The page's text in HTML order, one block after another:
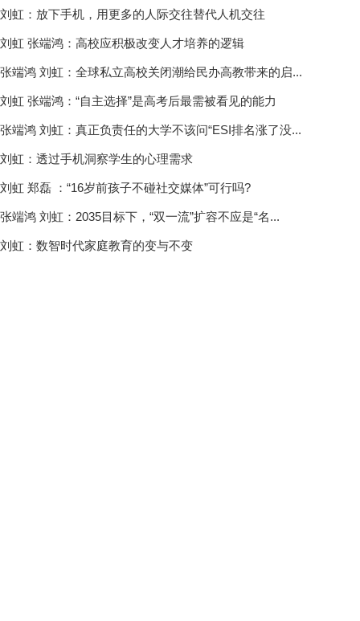
刘虹：放下手机，用更多的人际交往替代人机交往
刘虹 张端鸿：高校应积极改变人才培养的逻辑
张端鸿 刘虹：全球私立高校关闭潮给民办高教带来的启...
刘虹 张端鸿：“自主选择”是高考后最需被看见的能力
张端鸿 刘虹：真正负责任的大学不该问“ESI排名涨了没...
刘虹：透过手机洞察学生的心理需求
刘虹 郑磊 ：“16岁前孩子不碰社交媒体”可行吗?
张端鸿 刘虹：2035目标下，“双一流”扩容不应是“名...
刘虹：数智时代家庭教育的变与不变